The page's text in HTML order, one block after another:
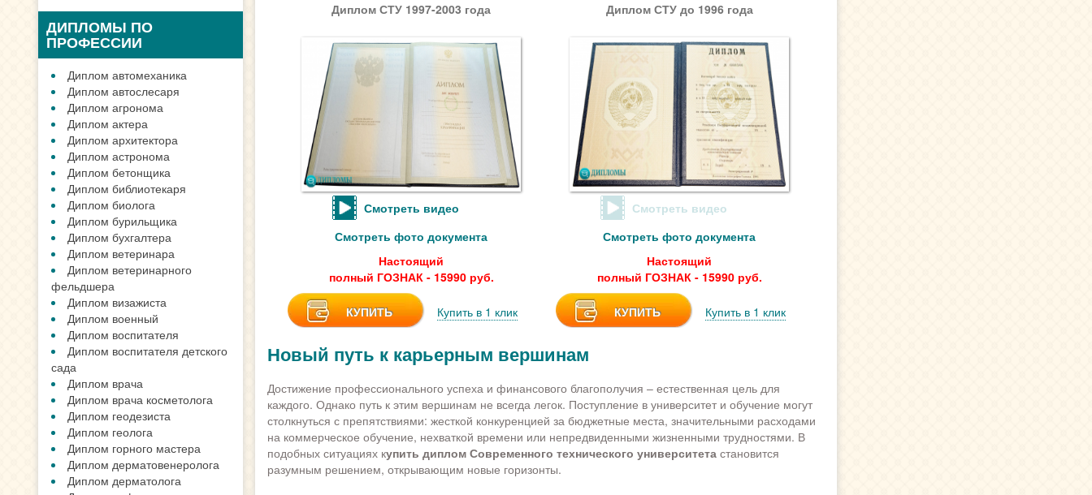
ДИПЛОМЫ ПО
ПРОФЕССИИ
Диплом автомеханика
Диплом автослесаря
Диплом агронома
Диплом актера
Диплом архитектора
Диплом астронома
Диплом бетонщика
Диплом библиотекаря
Диплом биолога
Диплом бурильщика
Диплом бухгалтера
Диплом ветеринара
Диплом ветеринарного
фельдшера
Диплом визажиста
Диплом военный
Диплом воспитателя
Диплом воспитателя детского
сада
Диплом врача
Диплом врача косметолога
Диплом геодезиста
Диплом геолога
Диплом горного мастера
Диплом дерматовенеролога
Диплом дерматолога
Диплом СТУ 1997-2003 года
Смотреть видео
Смотреть фото документа
Настоящий
полный ГОЗНАК - 15990 руб.
КУПИТЬ Купить в 1 клик
Диплом СТУ до 1996 года
Смотреть видео
Смотреть фото документа
Настоящий
полный ГОЗНАК - 15990 руб.
КУПИТЬ Купить в 1 клик
Новый путь к карьерным вершинам
Достижение профессионального успеха и финансового благополучия – естественная цель для
каждого. Однако путь к этим вершинам не всегда легок. Поступление в университет и обучение могут
столкнуться с препятствиями: жесткой конкуренцией за бюджетные места, значительными расходами
на коммерческое обучение, нехваткой времени или непредвиденными жизненными трудностями. В
подобных ситуациях купить диплом Современного технического университетастановится
разумным решением, открывающим новые горизонты.